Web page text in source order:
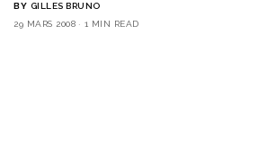
BY GILLES BRUNO
29 MARS 2008
1 MIN READ